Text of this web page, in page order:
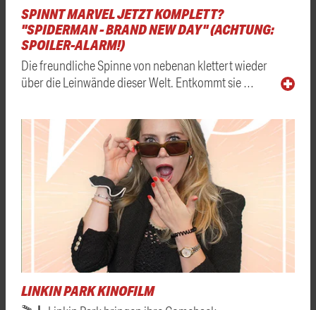
SPINNT MARVEL JETZT KOMPLETT?
"SPIDERMAN - BRAND NEW DAY" (ACHTUNG:
SPOILER-ALARM!)
Die freundliche Spinne von nebenan klettert wieder
über die Leinwände dieser Welt. Entkommt sie …
LINKIN PARK KINOFILM